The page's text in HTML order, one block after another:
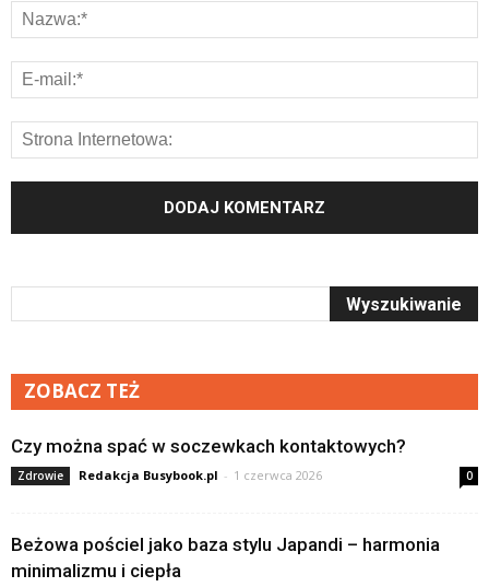
ZOBACZ TEŻ
Czy można spać w soczewkach kontaktowych?
Zdrowie Redakcja Busybook.pl - 1 czerwca 2026 0
Beżowa pościel jako baza stylu Japandi – harmonia
minimalizmu i ciepła